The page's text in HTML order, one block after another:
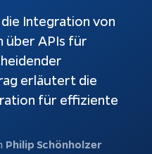
Integration von
über APIs für
erläutert die
für effiziente
Philip Schönholzer
beantworten
Bubble-Chat
Dokumentation
Apptiva
Projekte